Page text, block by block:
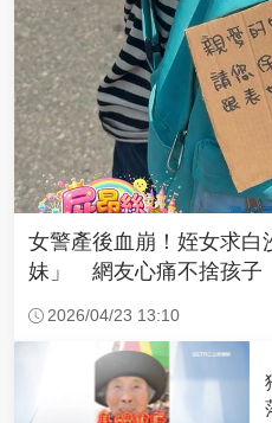
女警產後血崩！姪女求白
妹」 網友心痛不捨孩子
2026/04/23 13:10